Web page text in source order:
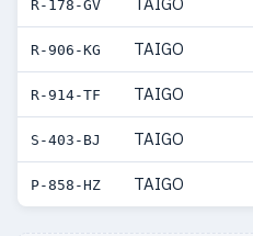
R-178-GV
R-906-KG TAIGO
R-914-TF TAIGO
S-403-BJ TAIGO
P-858-HZ TAIGO